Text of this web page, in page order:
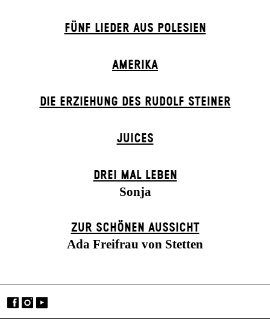
FÜNF LIEDER AUS POLESIEN
AMERIKA
DIE ERZIEHUNG DES RUDOLF STEINER
JUICES
DREI MAL LEBEN
Sonja
ZUR SCHÖNEN AUSSICHT
Ada Freifrau von Stetten